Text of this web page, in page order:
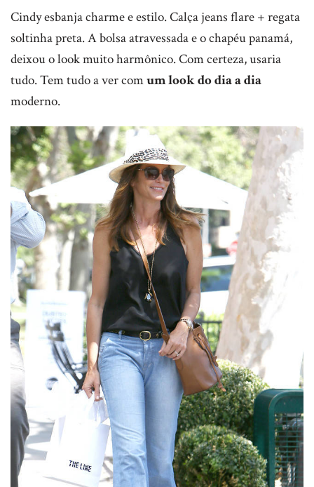
Cindy esbanja charme e estilo. Calça jeans flare + regata
soltinha preta. A bolsa atravessada e o chapéu panamá,
deixou o look muito harmônico. Com certeza, usaria
tudo. Tem tudo a ver comum look do dia a dia
moderno.